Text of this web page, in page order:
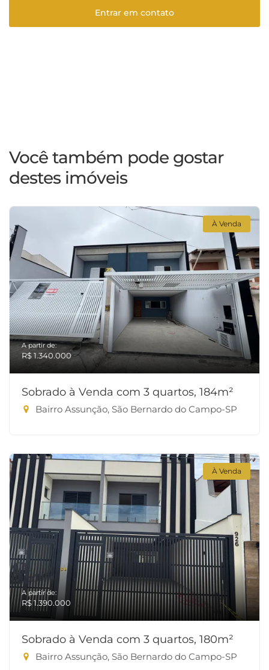
Entrar em contato
Você também pode gostar
destes imóveis
À Venda
A partir de:
R$ 1.340.000
Sobrado à Venda com 3 quartos, 184m²
Bairro Assunção, São Bernardo do Campo-SP
À Venda
A partir de:
R$ 1.390.000
Sobrado à Venda com 3 quartos, 180m²
Bairro Assunção, São Bernardo do Campo-SP